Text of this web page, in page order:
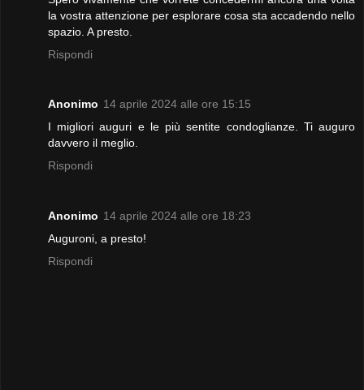
la vostra attenzione per esplorare cosa sta accadendo nello
spazio. A presto.
Rispondi
Anonimo 14 aprile 2024 alle ore 15:15
I migliori auguri e le più sentite condoglianze. Ti auguro
davvero il meglio.
Rispondi
Anonimo 14 aprile 2024 alle ore 18:23
Auguroni, a presto!
Rispondi